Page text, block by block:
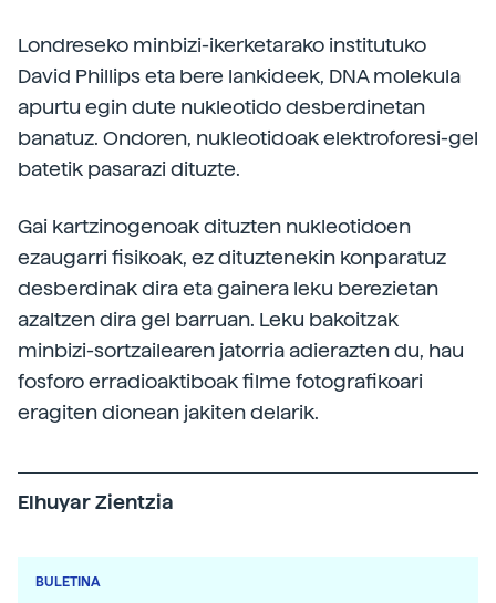
Londreseko minbizi-ikerketarako institutuko
David Phillips eta bere lankideek, DNA molekula
apurtu egin dute nukleotido desberdinetan
banatuz. Ondoren, nukleotidoak elektroforesi-gel
batetik pasarazi dituzte.
Gai kartzinogenoak dituzten nukleotidoen
ezaugarri fisikoak, ez dituztenekin konparatuz
desberdinak dira eta gainera leku berezietan
azaltzen dira gel barruan. Leku bakoitzak
minbizi-sortzailearen jatorria adierazten du, hau
fosforo erradioaktiboak filme fotografikoari
eragiten dionean jakiten delarik.
Elhuyar Zientzia
BULETINA